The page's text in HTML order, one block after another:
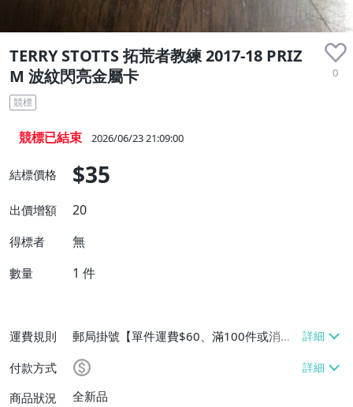
TERRY STOTTS 拓荒者教練 2017-18 PRIZ
M 波紋閃亮金屬卡
0
競標
競標已結束 2026/06/23 21:09:00
結標價格 $35
出價增額 20
得標者 無
數量 1 件
運費規則
郵局掛號【單件運費$60、滿100件或消費
滿$9999免運費】
付款方式
商品狀況
全新品